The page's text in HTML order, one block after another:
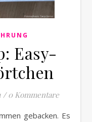
Easy-
/ 0 Kommentare